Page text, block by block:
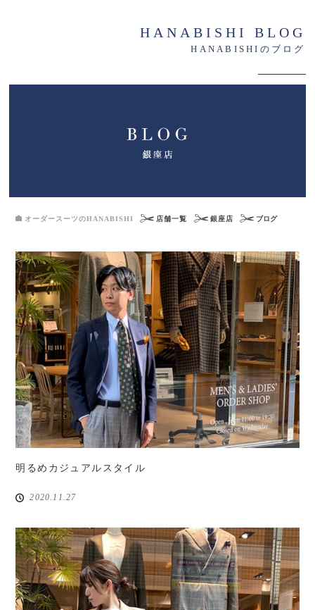
HANABISHI BLOG
HANABISHIのブログ
オーダースーツのHANABISHI 店舗一覧 銀座店 ブログ
明るめカジュアルスタイル
2020.11.27